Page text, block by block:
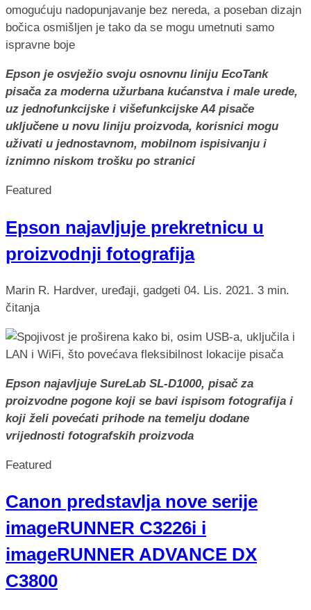
Epson je osvježio svoju osnovnu liniju EcoTank
pisača za moderna užurbana kućanstva i male urede,
uz jednofunkcijske i višefunkcijske A4 pisače
uključene u novu liniju proizvoda, korisnici mogu
uživati u jednostavnom, mobilnom ispisivanju i
iznimno niskom trošku po stranici
Featured
Epson najavljuje prekretnicu u
proizvodnji fotografija
Marin R. Hardver, uređaji, gadgeti 04. Lis. 2021. 3 min.
čitanja
Epson najavljuje SureLab SL-D1000, pisač za
proizvodne pogone koji se bavi ispisom fotografija i
koji želi povećati prihode na temelju dodane
vrijednosti fotografskih proizvoda
Featured
Canon predstavlja nove serije
imageRUNNER C3226i i
imageRUNNER ADVANCE DX
C3800